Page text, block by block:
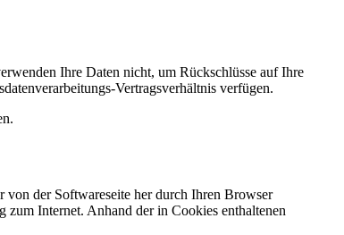
Ihre Daten nicht, um Rückschlüsse auf Ihre
Vertragsverhältnis verfügen.
von der Softwareseite her durch Ihren Browser
Internet. Anhand der in Cookies enthaltenen